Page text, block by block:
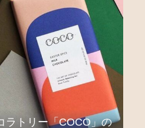
ラトリー「COCO」の